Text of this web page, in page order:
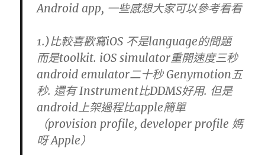
Android app, 一些感想大家可以參考看看
1.)比較喜歡寫iOS 不是language的問題
而是toolkit. iOS simulator重開速度三秒
android emulator二十秒 Genymotion五
秒. 還有 Instrument比DDMS好用. 但是
android上架過程比apple簡單
（provision profile, developer profile 媽
呀 Apple）